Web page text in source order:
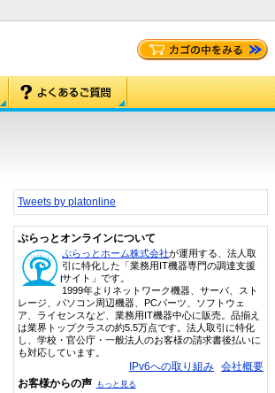
Tweets by platonline
ぷらっとオンラインについて
ぷらっとホーム株式会社が運用する、法人取
引に特化した「業務用IT機器専門の調達支援
サイト」です。
1999年よりネットワーク機器、サーバ、スト
レージ、パソコン周辺機器、PCパーツ、ソフトウェ
ア、ライセンスなど、業務用IT機器中心に販売。品揃え
は業界トップクラスの約5.5万点です。法人取引に特化
し、学校・官公庁・一般法人のお客様の請求書後払いに
も対応しています。
IPv6への取り組み 会社概要
お客様からの声 もっと見る